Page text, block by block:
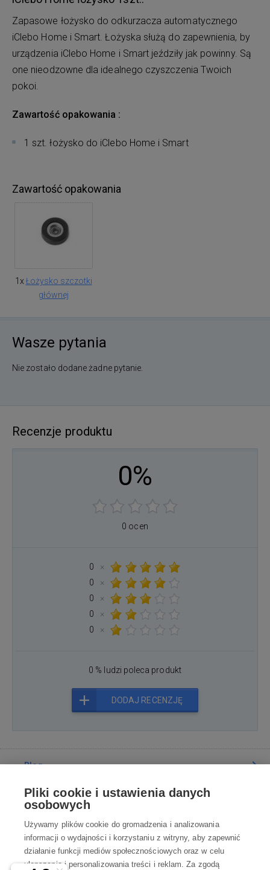
Zapasowe łożysko do odkurzacza automatycznego
iClebo Home i Smart. Łożyska służą do zapewnienia, by
urządzenia iClebo Home i Smart jeździły jak powinny. Są
one nieodzowne dla idealnego czyszczenia Twoich
pokoi.
Zawartość opakowania :
1 szt. łożysko do iClebo Home i Smart
Zawartość opakowania
1x Łożysko szczotki
głównej
Wasze pytania
Nie zostało dodane żadne pytanie.
Recenzje produktu
0%
0 ocen
0
×
0
×
0
×
0
×
0
×
0 % ludzi poleca produkt
DODAJ RECENZJĘ
Blog
Poradnia
Wszystko o zakupach
Kontakt
Pliki cookie i ustawienia danych
osobowych
Używamy plików cookie do gromadzenia i analizowania
informacji o wydajności i korzystaniu z witryny, aby zapewnić
działanie funkcji mediów społecznościowych oraz w celu
ulepszania i personalizowania treści i reklam. Za zgodą